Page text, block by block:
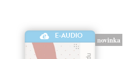
E-AUDIO novinka